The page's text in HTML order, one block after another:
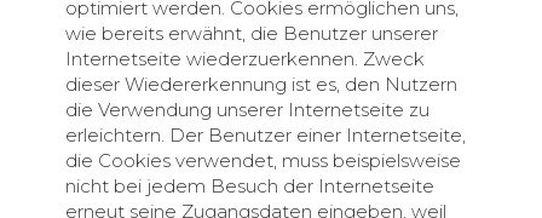
optimiert werden. Cookies ermöglichen uns,
wie bereits erwähnt, die Benutzer unserer
Internetseite wiederzuerkennen. Zweck
dieser Wiedererkennung ist es, den Nutzern
die Verwendung unserer Internetseite zu
erleichtern. Der Benutzer einer Internetseite,
die Cookies verwendet, muss beispielsweise
nicht bei jedem Besuch der Internetseite
erneut seine Zugangsdaten eingeben, weil